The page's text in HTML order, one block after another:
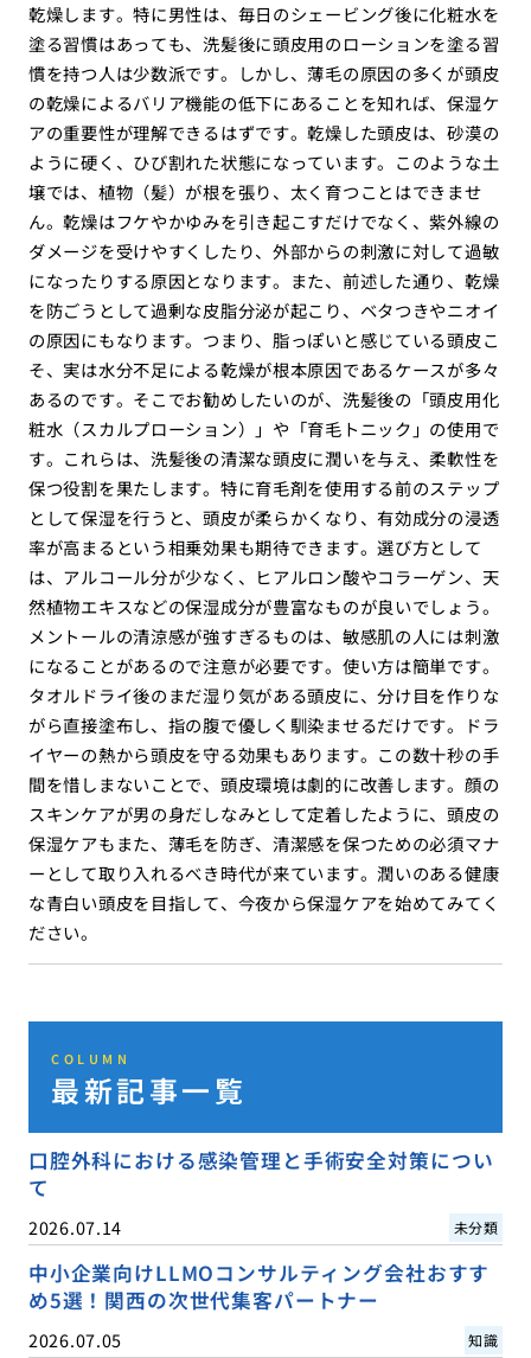
乾燥します。特に男性は、毎日のシェービング後に化粧水を
塗る習慣はあっても、洗髪後に頭皮用のローションを塗る習
慣を持つ人は少数派です。しかし、薄毛の原因の多くが頭皮
の乾燥によるバリア機能の低下にあることを知れば、保湿ケ
アの重要性が理解できるはずです。乾燥した頭皮は、砂漠の
ように硬く、ひび割れた状態になっています。このような土
壌では、植物（髪）が根を張り、太く育つことはできませ
ん。乾燥はフケやかゆみを引き起こすだけでなく、紫外線の
ダメージを受けやすくしたり、外部からの刺激に対して過敏
になったりする原因となります。また、前述した通り、乾燥
を防ごうとして過剰な皮脂分泌が起こり、ベタつきやニオイ
の原因にもなります。つまり、脂っぽいと感じている頭皮こ
そ、実は水分不足による乾燥が根本原因であるケースが多々
あるのです。そこでお勧めしたいのが、洗髪後の「頭皮用化
粧水（スカルプローション）」や「育毛トニック」の使用で
す。これらは、洗髪後の清潔な頭皮に潤いを与え、柔軟性を
保つ役割を果たします。特に育毛剤を使用する前のステップ
として保湿を行うと、頭皮が柔らかくなり、有効成分の浸透
率が高まるという相乗効果も期待できます。選び方として
は、アルコール分が少なく、ヒアルロン酸やコラーゲン、天
然植物エキスなどの保湿成分が豊富なものが良いでしょう。
メントールの清涼感が強すぎるものは、敏感肌の人には刺激
になることがあるので注意が必要です。使い方は簡単です。
タオルドライ後のまだ湿り気がある頭皮に、分け目を作りな
がら直接塗布し、指の腹で優しく馴染ませるだけです。ドラ
イヤーの熱から頭皮を守る効果もあります。この数十秒の手
間を惜しまないことで、頭皮環境は劇的に改善します。顔の
スキンケアが男の身だしなみとして定着したように、頭皮の
保湿ケアもまた、薄毛を防ぎ、清潔感を保つための必須マナ
ーとして取り入れるべき時代が来ています。潤いのある健康
な青白い頭皮を目指して、今夜から保湿ケアを始めてみてく
ださい。
COLUMN
最新記事一覧
口腔外科における感染管理と手術安全対策につい
て
2026.07.14 未分類
中小企業向けLLMOコンサルティング会社おすす
め5選！関西の次世代集客パートナー
2026.07.05 知識